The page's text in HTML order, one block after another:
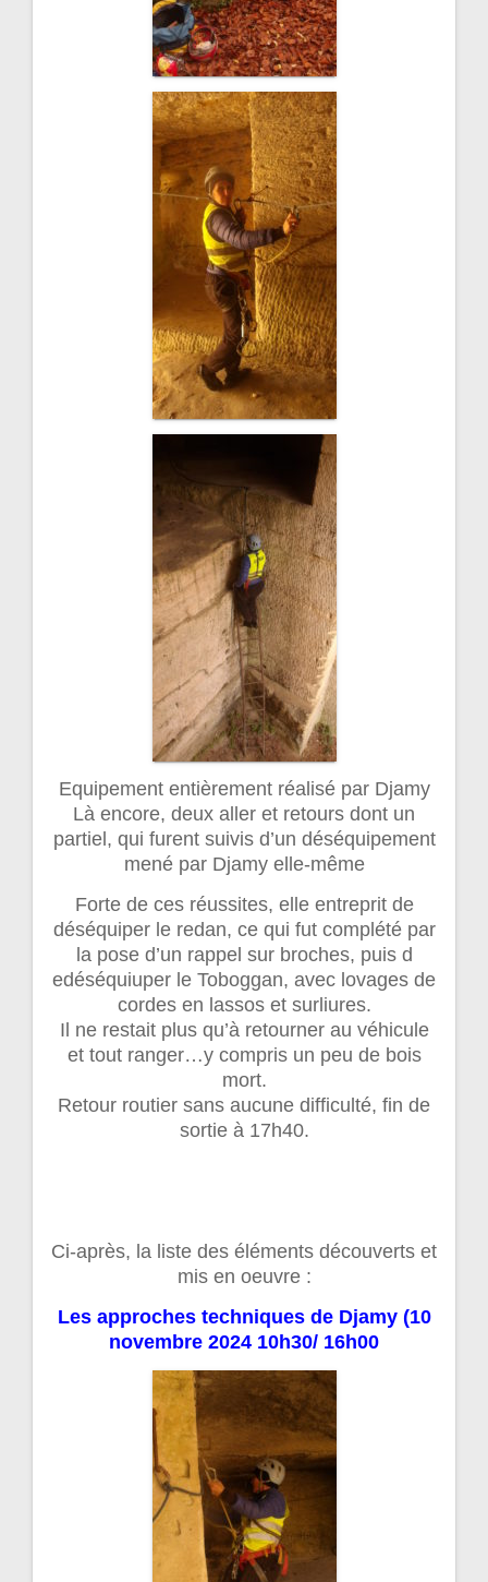
Equipement entièrement réalisé par Djamy
Là encore, deux aller et retours dont un
partiel, qui furent suivis d’un déséquipement
mené par Djamy elle-même
Forte de ces réussites, elle entreprit de
déséquiper le redan, ce qui fut complété par
la pose d’un rappel sur broches, puis d
edéséquiuper le Toboggan, avec lovages de
cordes en lassos et surliures.
Il ne restait plus qu’à retourner au véhicule
et tout ranger…y compris un peu de bois
mort.
Retour routier sans aucune difficulté, fin de
sortie à 17h40.
Ci-après, la liste des éléments découverts et
mis en oeuvre :
Les approches techniques de Djamy (10
novembre 2024 10h30/ 16h00